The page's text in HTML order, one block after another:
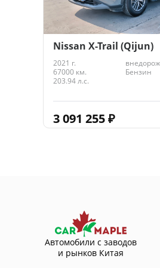
Nissan X-Trail (Qijun)
2021 г.
67000 км.
Бензин
203.94 л.с.
3 091 255₽
Автомобили с заводов
и рынков Китая